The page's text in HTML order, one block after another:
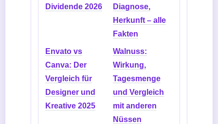
Dividende 2026
Diagnose,
Herkunft – alle
Fakten
Envato vs
Canva: Der
Vergleich für
Designer und
Kreative 2025
Walnuss:
Wirkung,
Tagesmenge
und Vergleich
mit anderen
Nüssen